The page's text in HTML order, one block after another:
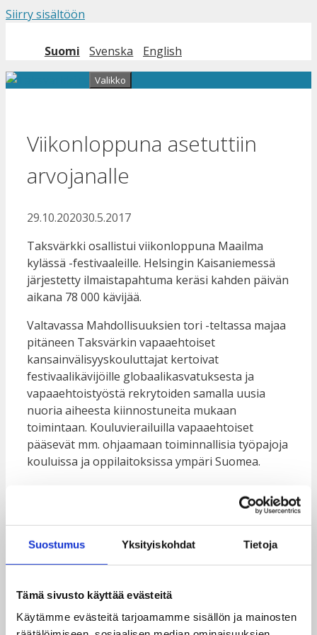
Suostumus Yksityiskohdat Tietoja
Tämä sivusto käyttää evästeitä
Käytämme evästeitä tarjoamamme sisällön ja mainosten
Siirry sisältöön
Suomi Svenska English
Valikko
Viikonloppuna asetuttiin
arvojanalle
29.10.202030.5.2017
Taksvärkki osallistui viikonloppuna Maailma
kylässä -festivaaleille. Helsingin Kaisaniemessä
järjestetty ilmaistapahtuma keräsi kahden päivän
aikana 78 000 kävijää.
Valtavassa Mahdollisuuksien tori -teltassa majaa
pitäneen Taksvärkin vapaaehtoiset
kansainvälisyyskouluttajat kertoivat
festivaalikävijöille globaalikasvatuksesta ja
vapaaehtoistyöstä rekrytoiden samalla uusia
nuoria aiheesta kiinnostuneita mukaan
toimintaan. Kouluvierailuilla vapaaehtoiset
pääsevät mm. ohjaamaan toiminnallisia työpajoja
kouluissa ja oppilaitoksissa ympäri Suomea.
Taksvärkin ständille houkutti väkeä erityisesti
Arvojana-tehtävääoli sovellettu niin, että
seisomaan arvojanalle erilaisten väittämien